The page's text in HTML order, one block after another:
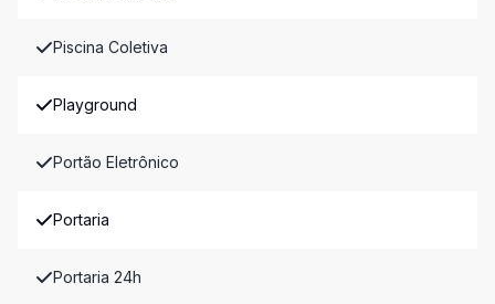
Piscina Coletiva
Playground
Portão Eletrônico
Portaria
Portaria 24h